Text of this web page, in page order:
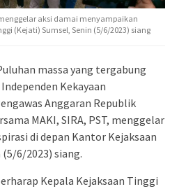
menggelar aksi damai menyampaikan
(Kejati) Sumsel, Senin (5/6/2023) siang
massa yang tergabung
Kekayaan
Anggaran Republik
MAKI, SIRA, PST, menggelar
di depan Kantor Kejaksaan
6/2023) siang.
Kepala Kejaksaan Tinggi